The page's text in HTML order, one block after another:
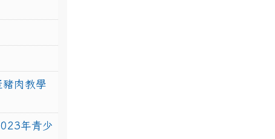
肉教學
年青少